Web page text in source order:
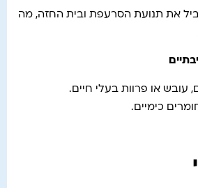
את תנועת הסרעפת ובית החזה, מה
עובש או פרוות בעלי חיים.
כימיים.